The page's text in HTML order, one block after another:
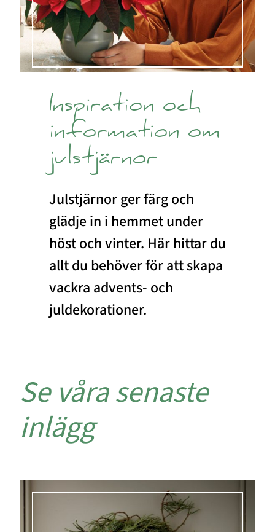
Inspiration och
information om
julstjärnor
Julstjärnor ger färg och
glädje in i hemmet under
höst och vinter. Här hittar du
allt du behöver för att skapa
vackra advents- och
juldekorationer.
Se våra senaste
inlägg